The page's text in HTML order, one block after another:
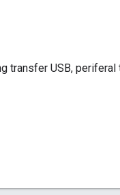
transfer USB,